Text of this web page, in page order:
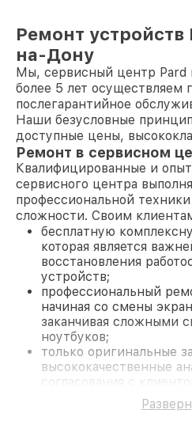
Ремонт устройств
на-Дону
Мы, сервисный центр Pard
более 5 лет осуществляем
послегарантийное
Наши безусловные
доступные цены,
Ремонт в сервисном
Квалифицированные и
сервисного центра
профессиональной
сложности. Своим
бесплатную
которая является
восстановления
устройств;
профессиональный
начиная со смены
заканчивая сложными
ноутбуков;
только оригинальные
высококачественные
согласования с
На все работы и
предоставляется